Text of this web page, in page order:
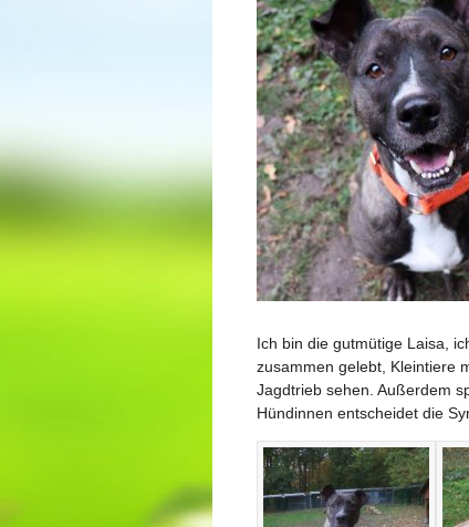
Ich bin die gutmütige Laisa,
zusammen gelebt, Kleintiere
Jagdtrieb sehen. Außerdem
Hündinnen entscheidet die